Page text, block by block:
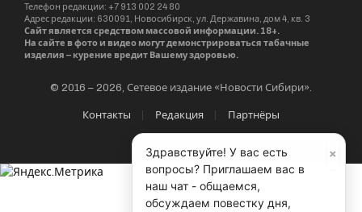
Телефон редакции: +7 913 002 24 80
Адрес редакции: 630091, Новосибирск, ул. Державина, дом 4, кв. 3
Сайт является средством массовой информации. 18+.
На сайте в фото и видео могут демонстрироваться табачные
изделия – курение вредит Вашему здоровью.
© 2016 – 2026, Сетевое издание «Новости Сибири».
Контакты Редакция Партнёры
×
Здравствуйте! У вас есть
вопросы? Приглашаем вас в
наш чат - общаемся,
обсуждаем повестку дня,